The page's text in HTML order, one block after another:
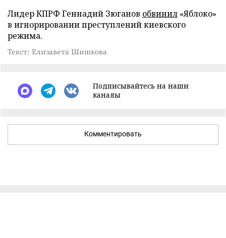
Лидер КПРФ Геннадий Зюганов обвинил «Яблоко»
в игнорировании преступлений киевского
режима.
Текст: Елизавета Шишкова
Подписывайтесь на наши
каналы
Комментировать